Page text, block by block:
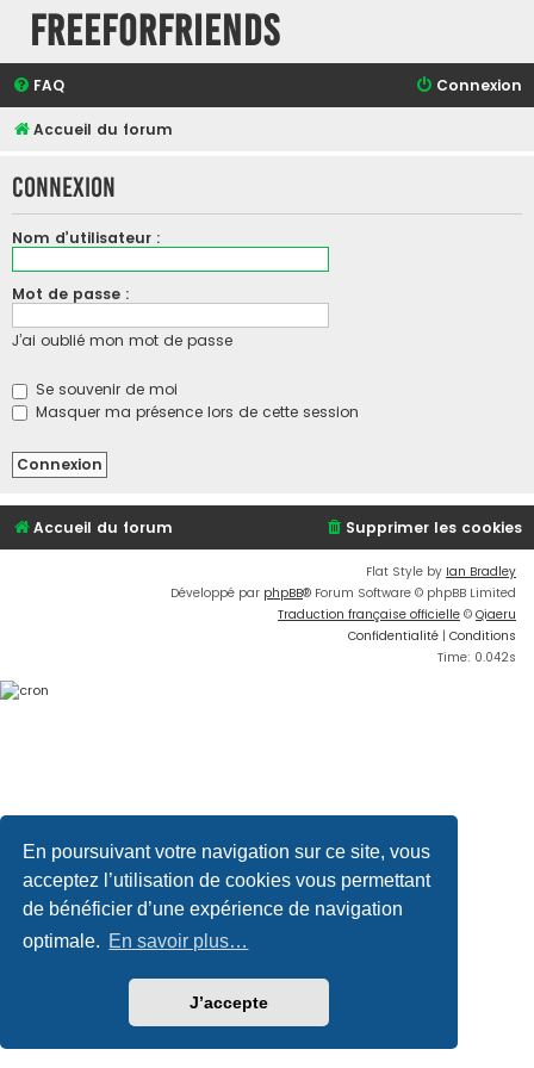
En poursuivant votre navigation sur ce site, vous
acceptez l’utilisation de cookies vous permettant
de bénéficier d’une expérience de navigation
optimale. En savoir plus…
J’accepte
FreeForFriends
FAQ Connexion
Accueil du forum
Connexion
Nom d’utilisateur :
Mot de passe :
J’ai oublié mon mot de passe
Se souvenir de moi
Masquer ma présence lors de cette session
Accueil du forum Supprimer les cookies
Flat Style by Ian Bradley
Développé par phpBB® Forum Software © phpBB Limited
Traduction française officielle © Qiaeru
Confidentialité | Conditions
Time: 0.042s